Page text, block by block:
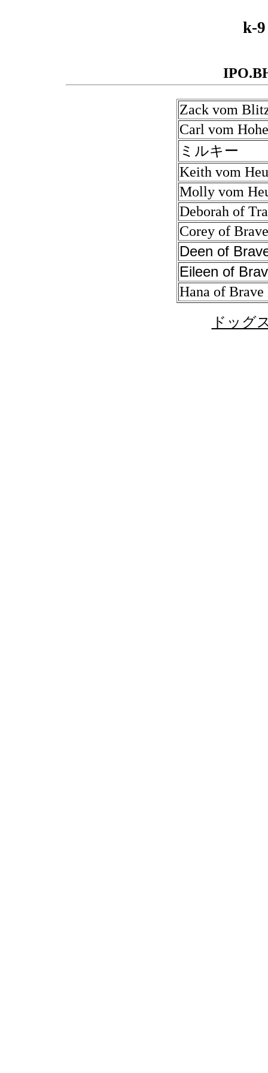
k-
Zack vom
Carl vom
ミルキー
Keith vom
Molly vom
Deborah of
Corey of
Deen of
Eileen of
Hana of Brave
ドッグ